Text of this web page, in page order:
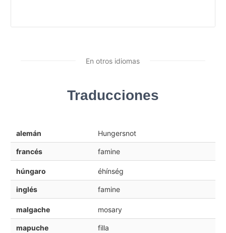
En otros idiomas
Traducciones
alemán Hungersnot
francés famine
húngaro éhínség
inglés famine
malgache mosary
mapuche filla